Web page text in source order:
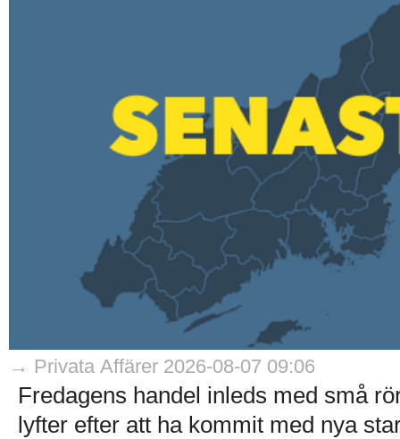
→ Privata Affärer 2026-08-07 09:06
Fredagens handel inleds med små
lyfter efter att ha kommit med nya